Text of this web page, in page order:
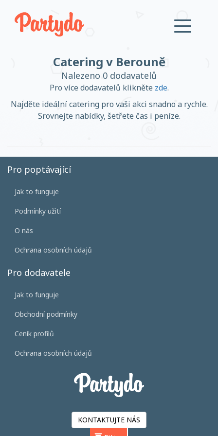
Založit účet
Přihlásit se
Založit účet
Catering v Berouně
Nalezeno 0 dodavatelů
Pro více dodavatelů klikněte zde.
Najděte ideální catering pro vaši akci snadno a rychle.
Srovnejte nabídky, šetřete čas i peníze.
Pro poptávající
Jak to funguje
Podmínky užití
O nás
Ochrana osobních údajů
Pro dodavatele
Jak to funguje
Obchodní podmínky
Ceník profilů
Ochrana osobních údajů
KONTAKTUJTE NÁS